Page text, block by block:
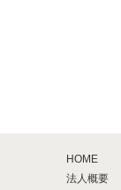
HOME
法人概要